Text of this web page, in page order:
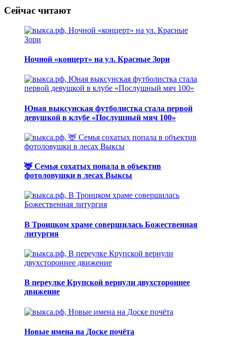
Сейчас читают
Ночной «концерт» на ул. Красные Зори
Юная выксунская футболистка стала первой
девушкой в клубе «Послушный мяч 100»
🦌 Семья сохатых попала в объектив
фотоловушки в лесах Выксы
В Троицком храме совершилась Божественная
литургия
В переулке Крупской вернули двухстороннее
движение
Новые имена на Доске почёта